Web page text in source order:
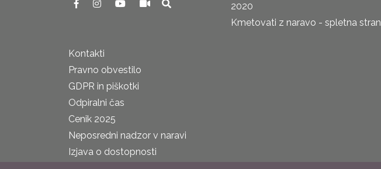
Kontakti
Pravno obvestilo
GDPR in piškotki
Odpiralni čas
Cenik 2025
Neposredni nadzor v naravi
Izjava o dostopnosti
2020
Kmetovati z naravo - spletna stran